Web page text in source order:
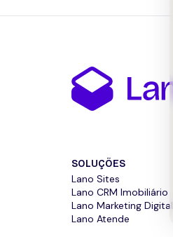
SOLUÇÕES
Lano Sites
Lano CRM Imobiliário
Lano Marketing Digital
Lano Atende